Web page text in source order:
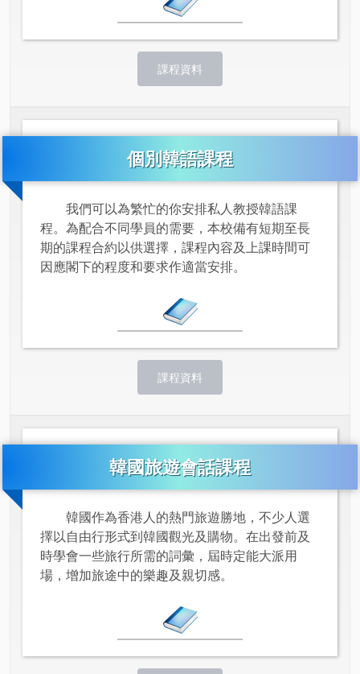
課程資料
個別韓語課程
我們可以為繁忙的你安排私人教授韓語課
程。為配合不同學員的需要，本校備有短期至長
期的課程合約以供選擇，課程內容及上課時間可
因應閣下的程度和要求作適當安排。
課程資料
韓國旅遊會話課程
韓國作為香港人的熱門旅遊勝地，不少人選
擇以自由行形式到韓國觀光及購物。在出發前及
時學會一些旅行所需的詞彙，屆時定能大派用
場，增加旅途中的樂趣及親切感。